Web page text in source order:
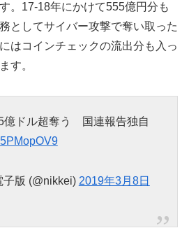
。17-18年にかけて555億円分も
としてサイバー攻撃で奪い取った
はコインチェックの流出分も入っ
す。
億ドル超奪う 国連報告独自
版 (@nikkei) 2019年3月8日